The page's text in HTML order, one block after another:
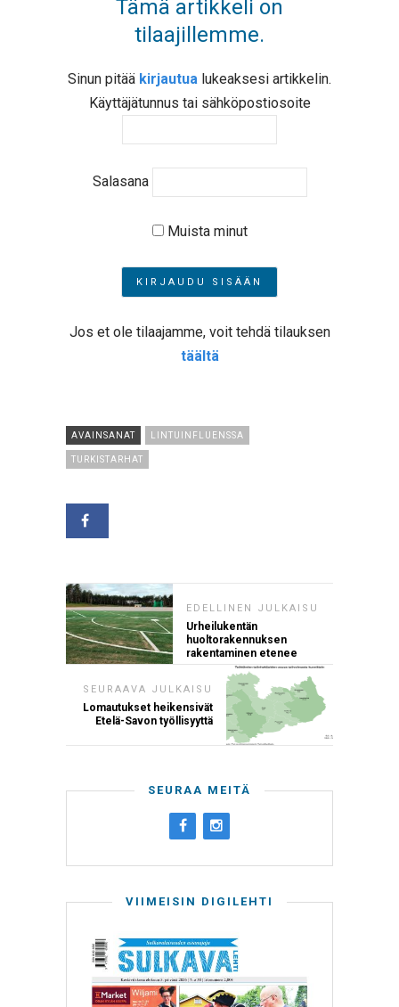
Tämä artikkeli on
tilaajillemme.
Sinun pitää kirjautua lukeaksesi artikkelin.
Käyttäjätunnus tai sähköpostiosoite
Salasana
Muista minut
Jos et ole tilaajamme, voit tehdä tilauksen
täältä
AVAINSANAT LINTUINFLUENSSA
TURKISTARHAT
EDELLINEN JULKAISU
Urheilukentän
huoltorakennuksen
rakentaminen etenee
SEURAAVA JULKAISU
Lomautukset heikensivät
Etelä-Savon työllisyyttä
SEURAA MEITÄ
VIIMEISIN DIGILEHTI